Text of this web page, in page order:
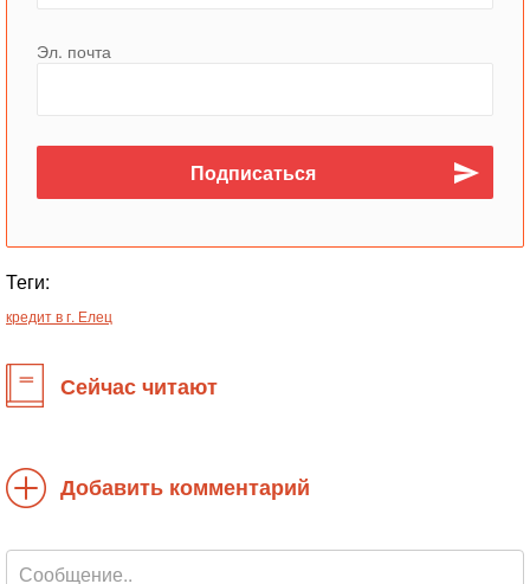
Эл. почта
Теги:
кредит в г. Елец
Сейчас читают
Добавить комментарий